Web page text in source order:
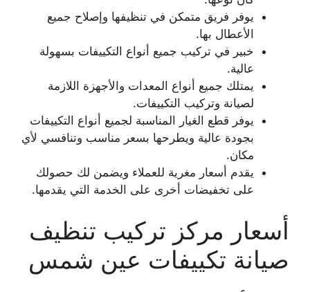
يوفر فريق متمكن في تنظيفها وإصلاح جميع
الأعطال بها.
خبير في تركيب جميع أنواع التكييفات بسهولة
عالية.
يمتلك جميع أنواع المعدات والأجهزة اللازمة
لصيانة وتركيب التكييفات.
يوفر قطع الغيار المناسبة لجميع أنواع التكييفات
بجودة عالية ويطرحها بسعر مناسب وتنافسي لأي
مكان.
يقدم أسعار مغرية للعملاء ويضمن لك حصولك
على تخفيضات أخرى على الخدمة التي يقدمها.
أسعار مركز تركيب تنظيف
صيانة تكييفات عين شمس